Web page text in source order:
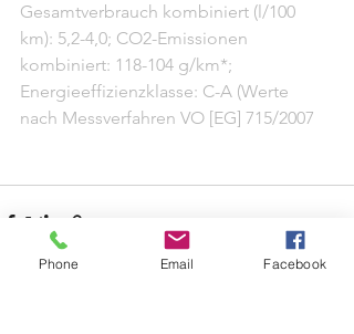
Gesamtverbrauch kombiniert (l/100
km): 5,2-4,0; CO2-Emissionen
kombiniert: 118-104 g/km*;
Energieeffizienzklasse: C-A (Werte
nach Messverfahren VO [EG] 715/2007
Phone Email Facebook